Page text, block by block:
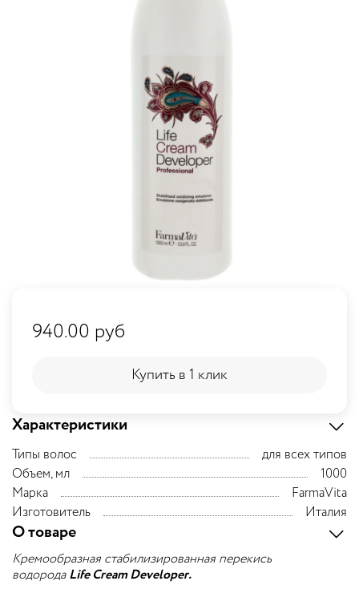
Характеристики
Типы волос
для всех типов
Объем, мл
1000
Марка
FarmaVita
Изготовитель
Италия
О товаре
Кремообразная стабилизированная перекись
водородаLife Cream Developer.
940.00 руб
Купить в 1 клик
Купить в 1 клик